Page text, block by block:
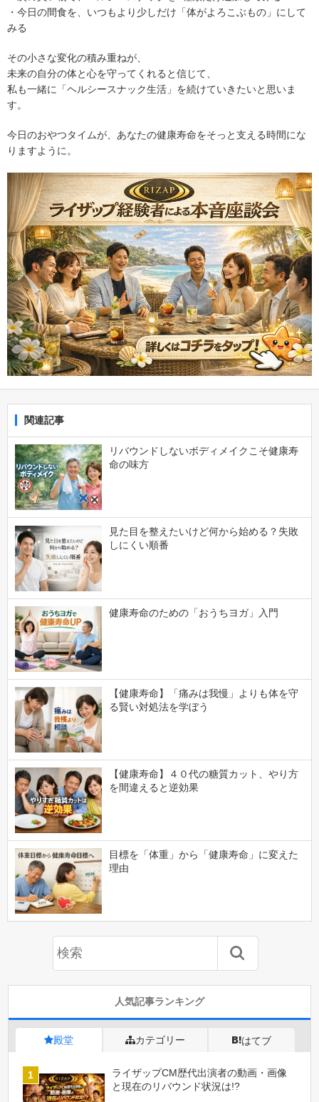
・今日の間食を、いつもより少しだけ「体がよろこぶもの」にして
みる
その小さな変化の積み重ねが、
未来の自分の体と心を守ってくれると信じて、
私も一緒に「ヘルシースナック生活」を続けていきたいと思いま
す。
今日のおやつタイムが、あなたの健康寿命をそっと支える時間にな
りますように。
関連記事
リバウンドしないボディメイクこそ健康寿
命の味方
見た目を整えたいけど何から始める？失敗
しにくい順番
健康寿命のための「おうちヨガ」入門
【健康寿命】「痛みは我慢」よりも体を守
る賢い対処法を学ぼう
【健康寿命】４０代の糖質カット、やり方
を間違えると逆効果
目標を「体重」から「健康寿命」に変えた
理由
人気記事ランキング
殿堂 カテゴリー はてブ
ライザップCM歴代出演者の動画・画像
と現在のリバウンド状況は!?